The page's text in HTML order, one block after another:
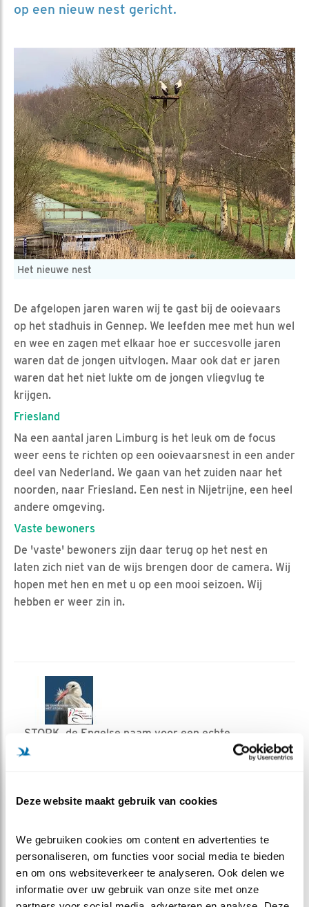
Deze website maakt gebruik van cookies
We gebruiken cookies om content en advertenties te
personaliseren, om functies voor social media te bieden
en om ons websiteverkeer te analyseren. Ook delen we
informatie over uw gebruik van onze site met onze
op een nieuw nest gericht.
Het nieuwe nest
De afgelopen jaren waren wij te gast bij de ooievaars
op het stadhuis in Gennep. We leefden mee met hun wel
en wee en zagen met elkaar hoe er succesvolle jaren
waren dat de jongen uitvlogen. Maar ook dat er jaren
waren dat het niet lukte om de jongen vliegvlug te
krijgen.
Friesland
Na een aantal jaren Limburg is het leuk om de focus
weer eens te richten op een ooievaarsnest in een ander
deel van Nederland. We gaan van het zuiden naar het
noorden, naar Friesland. Een nest in Nijetrijne, een heel
andere omgeving.
Vaste bewoners
De 'vaste' bewoners zijn daar terug op het nest en
laten zich niet van de wijs brengen door de camera. Wij
hopen met hen en met u op een mooi seizoen. Wij
hebben er weer zin in.
STORK, de Engelse naam voor een echte
Nederlandse vogel: de ooievaar. STORK is een
waren de ooievaar in Nederland vrijwel
pesticiden zoals DDT. Om de ooievaar te laten
terugkeren, hebben vele vrijwilligers en
Vogelbescherming Nederland zich sinds 1969 flink
ingezet. Het doel was de terugkeer van de ooievaar